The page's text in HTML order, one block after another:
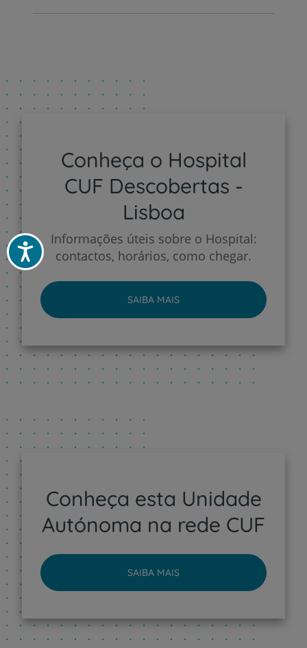
Acessibilidade
Conheça o Hospital
CUF Descobertas -
Lisboa
Informações úteis sobre o Hospital:
contactos, horários, como chegar.
SAIBA MAIS
Conheça esta Unidade
Autónoma na rede CUF
SAIBA MAIS